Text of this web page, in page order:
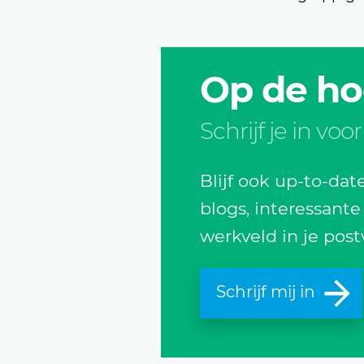
Op de
Schrijf je in
Blijf ook up-to-
blogs,
werkveld in je
Schrijf mij in